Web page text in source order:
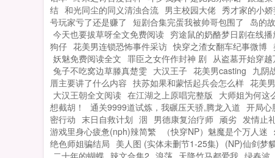
结 和光同尘的同义清浊合流 男主校园大佬 秀才家的小娇
号玩家亏了还是赚了
短剧合集完蛋我被帅哥包围了 岛的
今天也要拔草呀全文免费阅读 穷途鼠的奶酪梦日剧在线播
狗仔 花美男连锁恐怖事件采访 快穿之渣女翻车纪事微博
妖魅免费阅读全文 罪臣之女仵作封神 剧 从盗墓开始穿越
兔子不吃窝边草滕真楚雯 大汉王子 花美男casting 九阴
厝主要讲了什么内容 扶苏如果和蒙恬起兵会怎么样 花美
大汉王朝全文阅读 在江湖之上原唱完整版 大师姐为何这
想截胡！
通关9999道试炼，我碾压天骄,腾龙入道 开局心
密行动 末日自救计划 洇 男德康复治疗师 顽劣 发情止
游戏里身心疲惫(nph)辣简繁
（快穿NP）魅魔是个万人迷
绝色师姐骗结局 美人图 (实体未删节1-25集) (NP)仙剑梦
二十年的蝴蝶 辣文合集2 浪荡 天降竹马都爱我 绿春波